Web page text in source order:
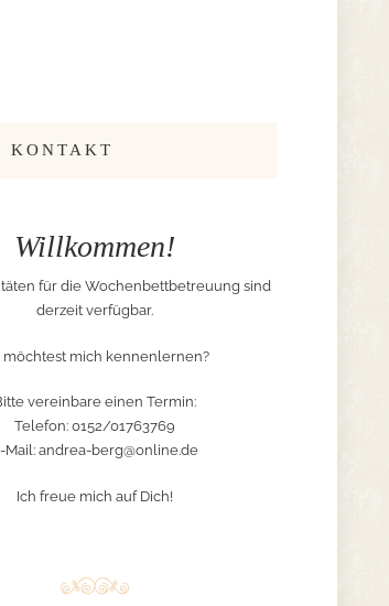
KONTAKT
Willkommen!
für die Wochenbettbetreuung sind
derzeit verfügbar.
möchtest mich kennenlernen?
vereinbare einen Termin:
Telefon: 0152/01763769
Mail:andrea-berg@online.de
Ich freue mich auf Dich!